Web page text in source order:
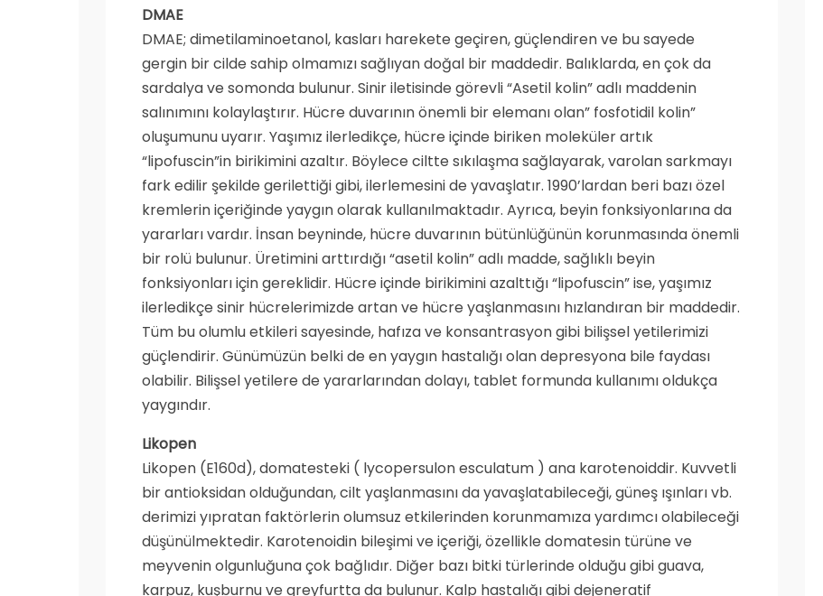
DMAE
DMAE; dimetilaminoetanol, kasları harekete geçiren, güçlendiren ve bu sayede
gergin bir cilde sahip olmamızı sağlıyan doğal bir maddedir. Balıklarda, en çok da
sardalya ve somonda bulunur. Sinir iletisinde görevli “Asetil kolin” adlı maddenin
salınımını kolaylaştırır. Hücre duvarının önemli bir elemanı olan” fosfotidil kolin”
oluşumunu uyarır. Yaşımız ilerledikçe, hücre içinde biriken moleküler artık
“lipofuscin”in birikimini azaltır. Böylece ciltte sıkılaşma sağlayarak, varolan sarkmayı
fark edilir şekilde gerilettiği gibi, ilerlemesini de yavaşlatır. 1990’lardan beri bazı özel
kremlerin içeriğinde yaygın olarak kullanılmaktadır. Ayrıca, beyin fonksiyonlarına da
yararları vardır. İnsan beyninde, hücre duvarının bütünlüğünün korunmasında önemli
bir rolü bulunur. Üretimini arttırdığı “asetil kolin” adlı madde, sağlıklı beyin
fonksiyonları için gereklidir. Hücre içinde birikimini azalttığı “lipofuscin” ise, yaşımız
ilerledikçe sinir hücrelerimizde artan ve hücre yaşlanmasını hızlandıran bir maddedir.
Tüm bu olumlu etkileri sayesinde, hafıza ve konsantrasyon gibi bilişsel yetilerimizi
güçlendirir. Günümüzün belki de en yaygın hastalığı olan depresyona bile faydası
olabilir. Bilişsel yetilere de yararlarından dolayı, tablet formunda kullanımı oldukça
yaygındır.
Likopen
Likopen (E160d), domatesteki ( lycopersulon esculatum ) ana karotenoiddir. Kuvvetli
bir antioksidan olduğundan, cilt yaşlanmasını da yavaşlatabileceği, güneş ışınları vb.
derimizi yıpratan faktörlerin olumsuz etkilerinden korunmamıza yardımcı olabileceği
düşünülmektedir. Karotenoidin bileşimi ve içeriği, özellikle domatesin türüne ve
meyvenin olgunluğuna çok bağlıdır. Diğer bazı bitki türlerinde olduğu gibi guava,
karpuz, kuşburnu ve greyfurtta da bulunur. Kalp hastalığı gibi dejeneratif